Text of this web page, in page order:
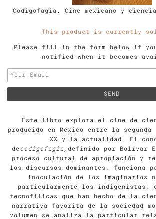
This product is currently
Please fill in the form below if
notified when it becomes
Este libro explora el cine de
producido en México entre la
XX y la actualidad. El
de codigofagia, definido por Bolívar
proceso cultural de apropiación y
los discursos dominantes, funciona
inoculación de los imaginarios
particularmente los indigenistas,
tecnofílicas que han hecho de la
narrativa favorita de la sociedad
volumen se analiza la particular